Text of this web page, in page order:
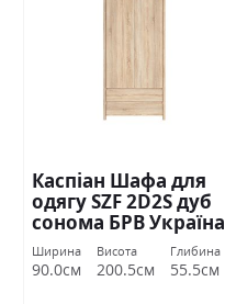
Каспіан Шафа для
одягу SZF 2D2S дуб
сонома БРВ Україна
Ширина
90.0см
Висота
200.5см
Глибина
55.5см